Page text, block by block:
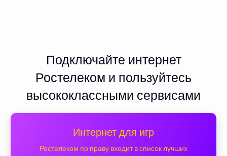
Подключайте интернет
Ростелеком и пользуйтесь
высококлассными сервисами
Интернет для игр
Ростелеком по праву входит в список лучших